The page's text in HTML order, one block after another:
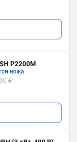
P2200M
ножа
₽